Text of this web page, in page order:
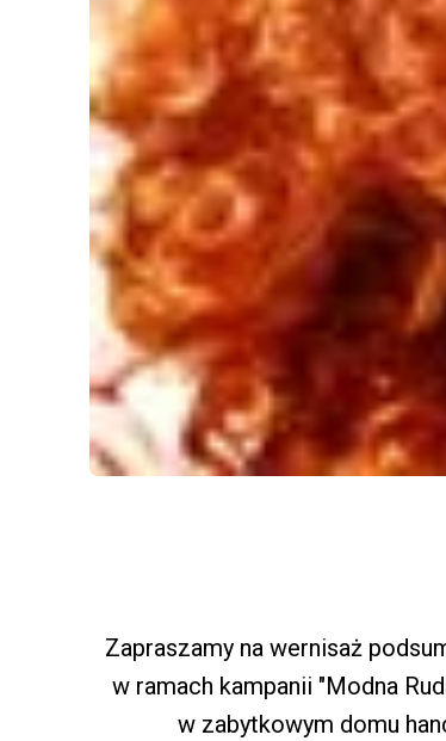
Zapraszamy na wernisaż
w ramach kampanii "Modna
w zabytkowym domu